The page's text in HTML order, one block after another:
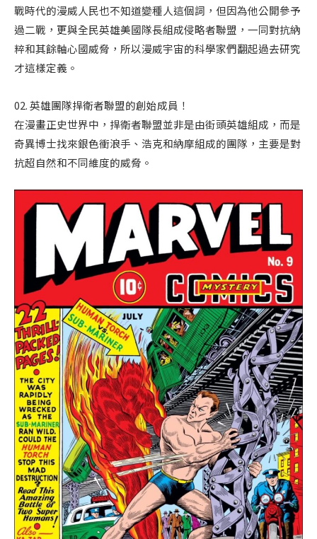
戰時代的漫威人民也不知道變種人這個詞，但因為他公開參予
過二戰，更與全民英雄美國隊長組成侵略者聯盟，一同對抗納
粹和其餘軸心國威脅，所以漫威宇宙的科學家們翻起過去研究
才這樣定義。
02. 英雄團隊捍衛者聯盟的創始成員！
在漫畫正史世界中，捍衛者聯盟並非是由街頭英雄組成，而是
奇異博士找來銀色衝浪手、浩克和納摩組成的團隊，主要是對
抗超自然和不同維度的威脅。